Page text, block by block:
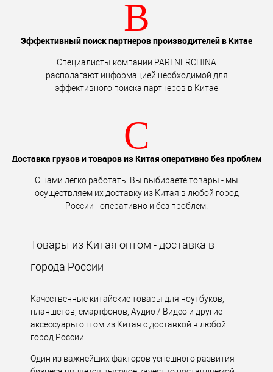
B
Эффективный поиск партнеров производителей в Китае
Специалисты компании PARTNERCHINA
располагают информацией необходимой для
эффективного поиска партнеров в Китае
C
Доставка грузов и товаров из Китая оперативно без проблем
С нами легко работать. Вы выбираете товары - мы
осуществляем их доставку из Китая в любой город
России - оперативно и без проблем.
Товары из Китая оптом - доставка в
города России
Качественные китайские товары для ноутбуков,
планшетов, смартфонов, Аудио / Видео и другие
аксессуары оптом из Китая с доставкой в любой
город России
Один из важнейших факторов успешного развития